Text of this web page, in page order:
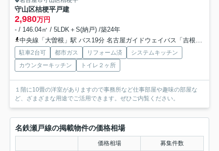
守山区桔梗平戸建
2,980万円
- / 146.04㎡ / 5LDK＋S(納戸) /築24年
中央線「大曽根」駅 バス19分 名古屋ガイドウェイバス「吉根口」 停歩7分
駐車2台可 都市ガス リフォーム済
システムキッチン
カウンターキッチン
トイレ２ヶ所
１階に10畳の洋室がありますので事務所など仕事部屋や趣味の部屋な
ど、ざまざまな用途でご活用できます。ぜひご内覧ください。
名鉄瀬戸線の掲載物件の価格相場
価格相場 募集件数